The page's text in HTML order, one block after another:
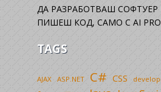
ДА РАЗРАБОТВАШ СОФТУЕР
ПИШЕШ КОД, САМО С AI
TAGS
AJAX ASP.NET C# CSS